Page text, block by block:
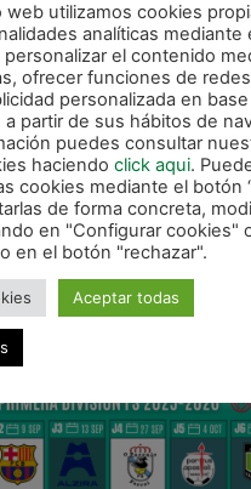
El Xota paga los errores atrás y cae en un emocionante partido en Mazanares (5-4)
DE LIGA
web utilizamos cookies
analíticas mediante
el contenido
ofrecer funciones de
personalizada en
a partir de sus hábitos de
puedes consultar
haciendo click aqui.
cookies mediante el botón
de forma concreta,
en "Configurar cookies"
en el botón "rechazar".
Aceptar todas